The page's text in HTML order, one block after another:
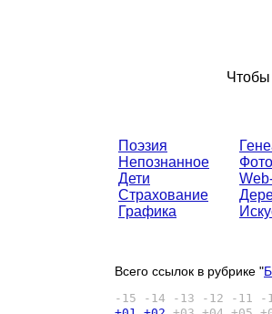
Чтобы
Поэзия
Непознанное
Дети
Страхование
Графика
Фото
Всего ссылок в рубрике "
-15 -14 -13 -12 -11 -